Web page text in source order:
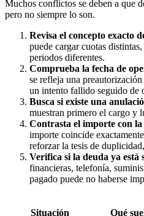
Muchos conflictos se deben a que
pero no siempre lo son.
Revisa el concepto exacto
puede cargar cuotas
periodos diferentes.
Comprueba la fecha de
se refleja una
un intento fallido seguido de
Busca si existe una
muestran primero el cargo y
Contrasta el importe con
importe coincide
reforzar la tesis de
Verifica si la deuda ya está
financieras, telefonía,
pagado puede no haberse
Situación Qué